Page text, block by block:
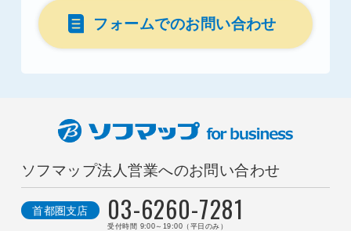
フォームでのお問い合わせ
ソフマップ法人営業へのお問い合わせ
首都圏支店 03-6260-7281
受付時間 9:00～19:00（平日のみ）